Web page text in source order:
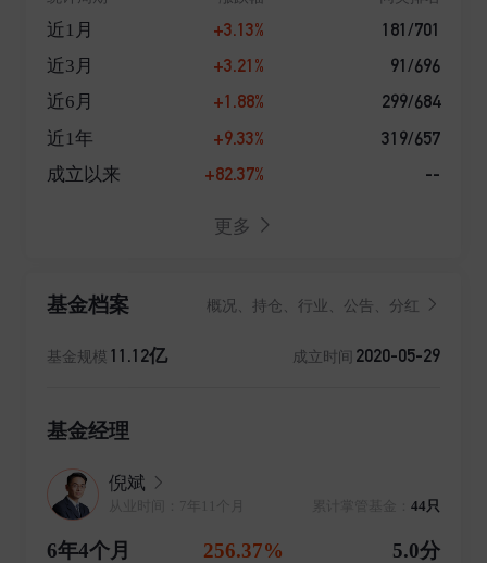
近1月 +3.13% 181/701
近3月 +3.21% 91/696
近6月 +1.88% 299/684
近1年 +9.33% 319/657
成立以来 +82.37% --
更多
基金档案 概况、持仓、行业、公告、分红
基金规模 11.12亿 成立时间 2020-05-29
基金经理
倪斌
44只
6年4个月 256.37% 5.0分